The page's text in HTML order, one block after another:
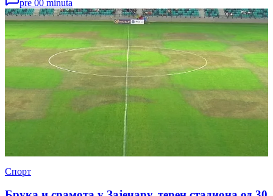
pre 00 minuta
Спорт